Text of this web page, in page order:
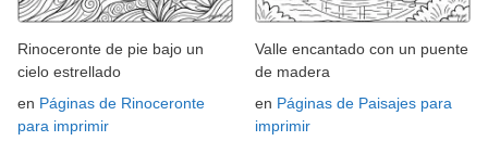
Rinoceronte de pie bajo un
cielo estrellado
en Páginas de Rinoceronte
para imprimir
Valle encantado con un puente
de madera
en Páginas de Paisajes para
imprimir